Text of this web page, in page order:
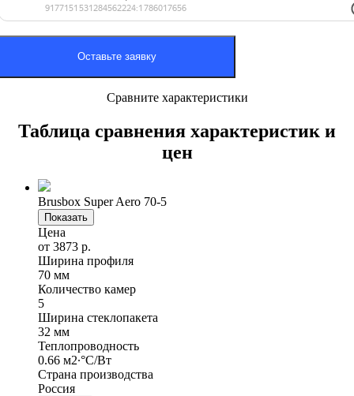
Сравните характеристики
Таблица сравнения характеристик и
цен
Brusbox Super Aero 70-5
Показать
Цена
от 3873 р.
Ширина профиля
70 мм
Количество камер
5
Ширина стеклопакета
32 мм
Теплопроводность
0.66 м2∙°С/Вт
Страна производства
Россия